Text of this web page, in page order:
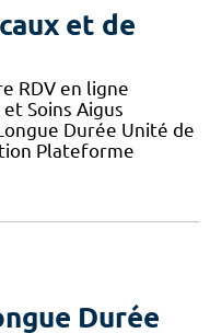
et de
RDV en ligne
Soins Aigus
Durée Unité de
Plateforme
Durée